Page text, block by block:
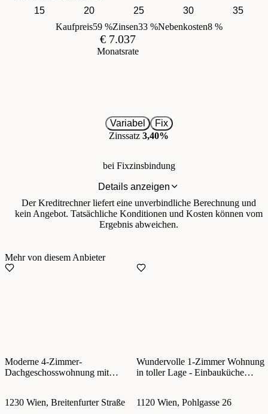
15
20 25 30
35
Kaufpreis59 %Zinsen33 %Nebenkosten8 %
€ 7.037
Monatsrate
Variabel
Fix
Zinssatz 3,40%
bei Fixzinsbindung
Details anzeigen
Der Kreditrechner liefert eine unverbindliche Berechnung und
kein Angebot. Tatsächliche Konditionen und Kosten können vom
Ergebnis abweichen.
Mehr von diesem Anbieter
Moderne 4-Zimmer-
Dachgeschosswohnung mit
1230 Wien, Breitenfurter Straße
Wundervolle 1-Zimmer Wohnung
in toller Lage - Einbauküche
1120 Wien, Pohlgasse 26